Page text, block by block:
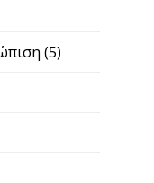
(5)